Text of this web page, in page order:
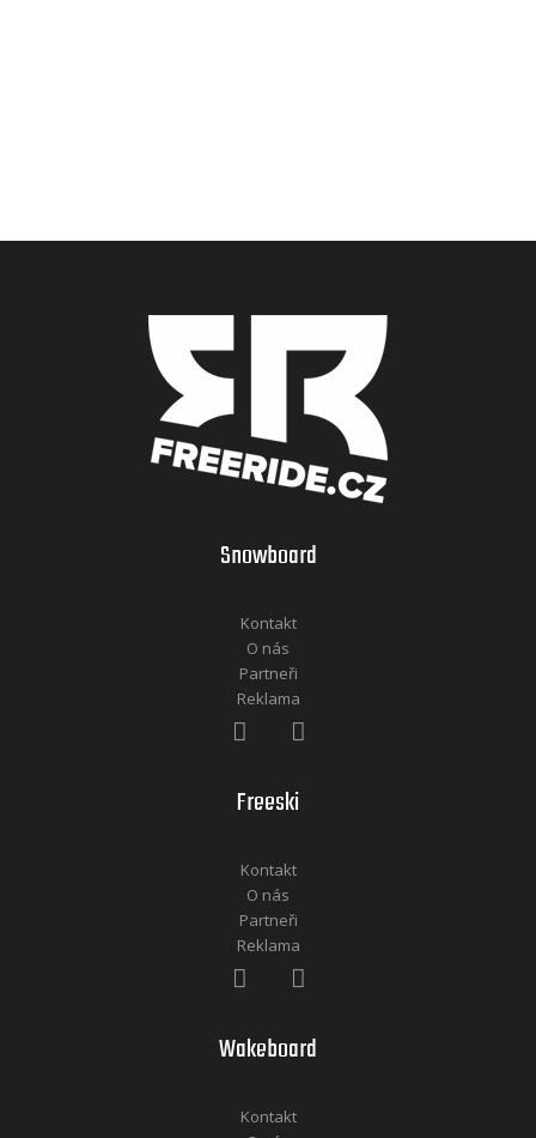
Snowboard
Kontakt
O nás
Partneři
Reklama
Freeski
Kontakt
O nás
Partneři
Reklama
Wakeboard
Kontakt